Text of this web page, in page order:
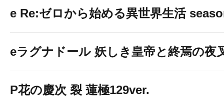
オープンチャットのアドレスはこちら
e Re:ゼロから始める異世界生活
eラグナドール 妖しき皇帝と終焉の夜
P花の慶次 裂 蓮極129ver.